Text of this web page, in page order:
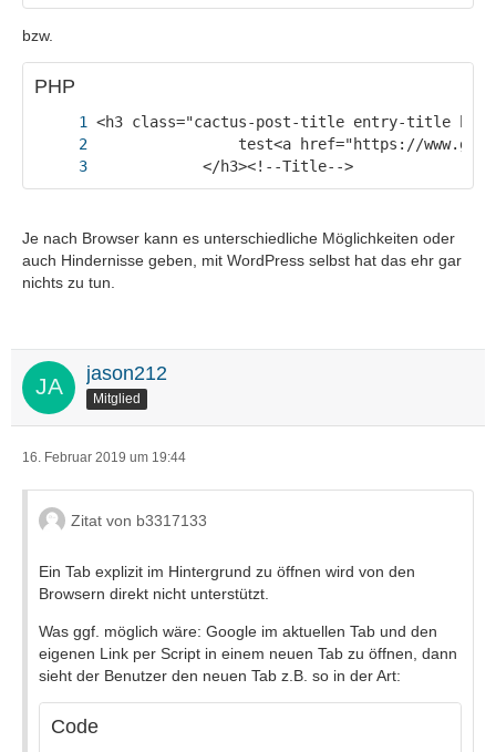
bzw.
PHP
            </h3><!--Title-->
Je nach Browser kann es unterschiedliche Möglichkeiten oder
auch Hindernisse geben, mit WordPress selbst hat das ehr gar
nichts zu tun.
jason212
Mitglied
16. Februar 2019 um 19:44
Zitat von b3317133
Ein Tab explizit im Hintergrund zu öffnen wird von den
Browsern direkt nicht unterstützt.
Was ggf. möglich wäre: Google im aktuellen Tab und den
eigenen Link per Script in einem neuen Tab zu öffnen, dann
sieht der Benutzer den neuen Tab z.B. so in der Art:
Code